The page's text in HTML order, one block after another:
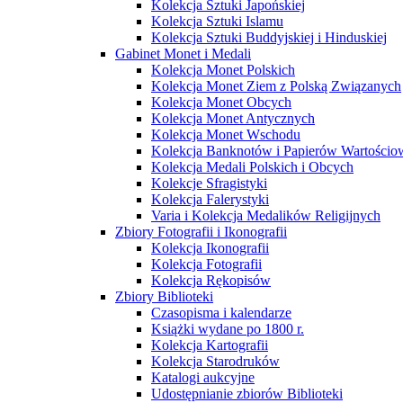
Kolekcja Sztuki Japońskiej
Kolekcja Sztuki Islamu
Kolekcja Sztuki Buddyjskiej i Hinduskiej
Gabinet Monet i Medali
Kolekcja Monet Polskich
Kolekcja Monet Ziem z Polską Związanych
Kolekcja Monet Obcych
Kolekcja Monet Antycznych
Kolekcja Monet Wschodu
Kolekcja Banknotów i Papierów
Kolekcja Medali Polskich i Obcych
Kolekcje Sfragistyki
Kolekcja Falerystyki
Varia i Kolekcja Medalików Religijnych
Zbiory Fotografii i Ikonografii
Kolekcja Ikonografii
Kolekcja Fotografii
Kolekcja Rękopisów
Zbiory Biblioteki
Czasopisma i kalendarze
Książki wydane po 1800 r.
Kolekcja Kartografii
Kolekcja Starodruków
Katalogi aukcyjne
Udostępnianie zbiorów Biblioteki